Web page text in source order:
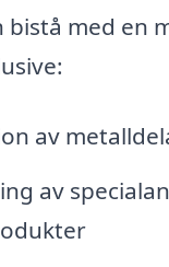
bistå med en
av
av